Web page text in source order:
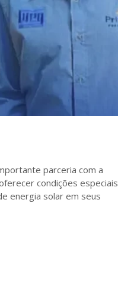
parceria com a
condições especiais
energia solar em seus